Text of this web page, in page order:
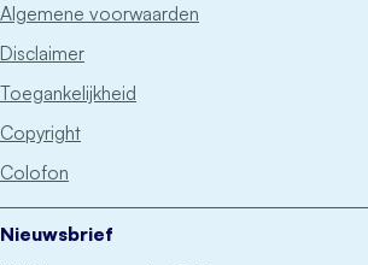
Algemene voorwaarden
Disclaimer
Toegankelijkheid
Copyright
Colofon
Nieuwsbrief